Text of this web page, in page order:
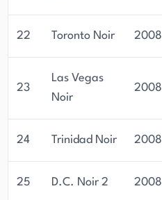
22 Toronto Noir 2008
23
Las Vegas
Noir
2008
24 Trinidad Noir 2008
25 D.C. Noir 2 2008